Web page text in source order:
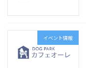
イベント情報